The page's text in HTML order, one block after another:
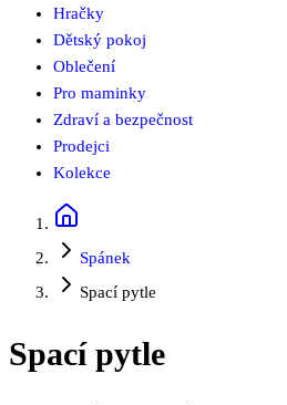
Hračky
Dětský pokoj
Oblečení
Pro maminky
Zdraví a bezpečnost
Prodejci
Kolekce
Spánek
Spací pytle
Spací pytle